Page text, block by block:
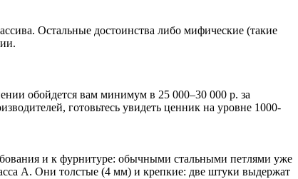
Остальные достоинства либо мифические (такие
обойдется вам минимум в 25 000–30 000 р. за
готовьтесь увидеть ценник на уровне 1000-
и к фурнитуре: обычными стальными петлями уже
A. Они толстые (4 мм) и крепкие: две штуки выдержат